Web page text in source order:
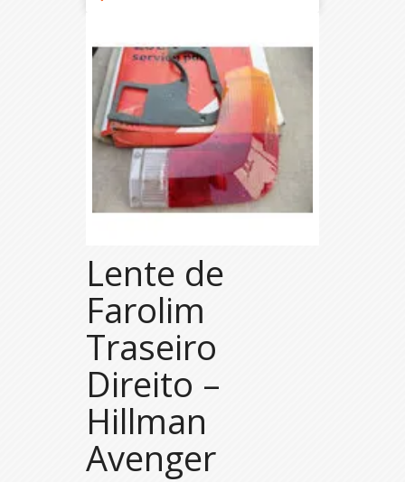
Lente de
Farolim
Traseiro
Direito –
Hillman
Avenger